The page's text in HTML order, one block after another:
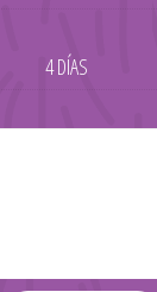
4 DÍAS